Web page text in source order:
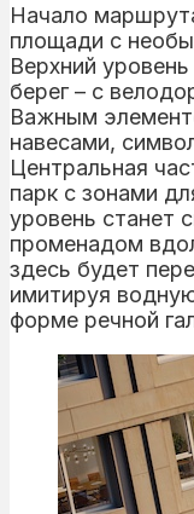
Начало
площади с
Верхний
берег – с
Важным
навесами,
Центральная
парк с зонами
уровень станет
променадом
здесь будет
имитируя
форме речной